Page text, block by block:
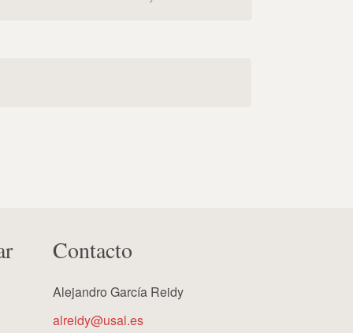
Contacto
Alejandro García Reidy
alreidy@usal.es